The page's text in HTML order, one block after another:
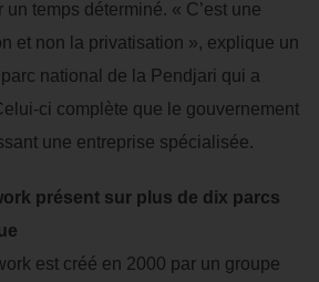
temps déterminé. « C’est une
et non la privatisation », explique un
national de la Pendjari qui a
ci complète que le gouvernement
une entreprise spécialisée.
présent sur plus de dix parcs
est créé en 2000 par un groupe